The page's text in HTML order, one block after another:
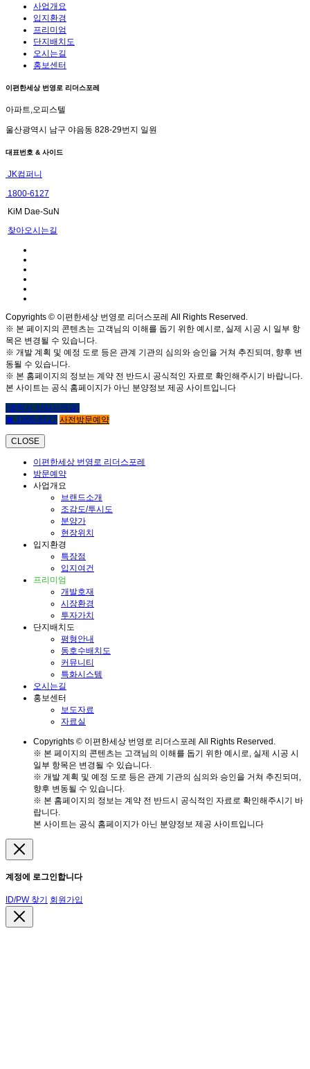
사업개요
입지환경
프리미엄
단지배치도
오시는길
홍보센터
이편한세상 번영로 리더스포레
아파트,오피스텔
울산광역시 남구 야음동 828-29번지 일원
대표번호 & 사이드
JK컴퍼니
1800-6127
KiM Dae-SuN
찾아오시는길
Copyrights © 이편한세상 번영로 리더스포레 All Rights Reserved.
※ 본 페이지의 콘텐츠는 고객님의 이해를 돕기 위한 예시로, 실제 시공 시 일부 항
목은 변경될 수 있습니다.
※ 개발 계획 및 예정 도로 등은 관계 기관의 심의와 승인을 거쳐 추진되며, 향후 변
동될 수 있습니다.
※ 본 홈페이지의 정보는 계약 전 반드시 공식적인 자료로 확인해주시기 바랍니다.
본 사이트는 공식 홈페이지가 아닌 분양정보 제공 사이트입니다
(클릭시 상담사연결)
☎ 1800-6127 사전방문예약
CLOSE
이편한세상 번영로 리더스포레
방문예약
사업개요
브랜드소개
조감도/투시도
분양가
현장위치
입지환경
특장점
입지여건
프리미엄
개발호재
시장환경
투자가치
단지배치도
평형안내
동호수배치도
커뮤니티
특화시스템
오시는길
홍보센터
보도자료
자료실
Copyrights © 이편한세상 번영로 리더스포레 All Rights Reserved.
※ 본 페이지의 콘텐츠는 고객님의 이해를 돕기 위한 예시로, 실제 시공 시
일부 항목은 변경될 수 있습니다.
※ 개발 계획 및 예정 도로 등은 관계 기관의 심의와 승인을 거쳐 추진되며,
향후 변동될 수 있습니다.
※ 본 홈페이지의 정보는 계약 전 반드시 공식적인 자료로 확인해주시기 바
랍니다.
본 사이트는 공식 홈페이지가 아닌 분양정보 제공 사이트입니다
계정에 로그인합니다
ID/PW 찾기 회원가입